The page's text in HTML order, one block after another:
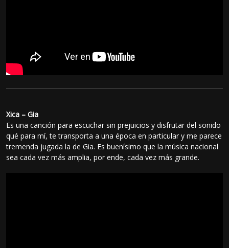
Xica – Gia
Es una canción para escuchar sin prejuicios y disfrutar del sonido
qué para mí, te transporta a una época en particular y me parece
tremenda jugada la de Gia. Es buenísimo que la música nacional
sea cada vez más amplia, por ende, cada vez más grande.